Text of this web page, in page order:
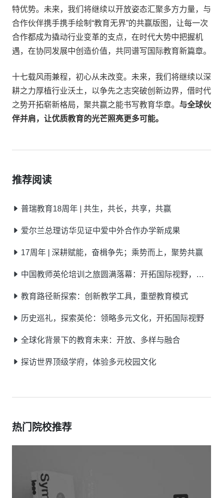
特优势。未来，我们将继续以开放姿态汇聚多方力量，与
合作伙伴携手携手绘制“教育无界”的共赢版图，让每一次
合作都成为撬动行业变革的支点，在时代大势中把握机
遇，在协同发展中创造价值，共同谱写国际教育新篇章。
十七载风雨兼程，初心从未改变。未来，我们将继续以深
耕之力厚植行业沃土，以争先之志突破创新边界，借时代
之势开拓崭新格局，聚共赢之能书写教育华章。 与全球伙
伴并肩，让优质教育的光芒照亮更多可能。
推荐阅读
普瑞教育18周年 | 共生，共长，共享，共赢
爱尔兰总理访华见证中爱中外合作办学新成果
17周年 | 深耕赋能，奋楫争先；乘势而上，聚势共赢
中国教师英伦培训之旅圆满落幕：开拓国际视野，点亮教育之光
教育路径新探索：创新教学工具，重塑教育模式
历史巡礼，探索英伦：领略多元文化，开拓国际视野
全球化背景下的教育未来：开放、多样与融合
探访世界顶级学府，体验多元校园文化
热门院校推荐